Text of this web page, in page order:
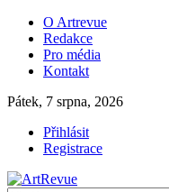
O Artrevue
Redakce
Pro média
Kontakt
Pátek, 7 srpna, 2026
Přihlásit
Registrace